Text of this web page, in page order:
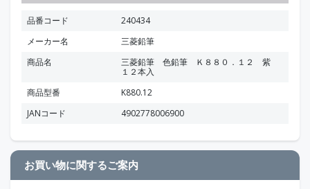
品番コード
240434
メーカー名
三菱鉛筆
商品名
三菱鉛筆 色鉛筆 Ｋ８８０．１２ 紫
１２本入
商品型番
K880.12
JANコード
4902778006900
お買い物に関するご案内